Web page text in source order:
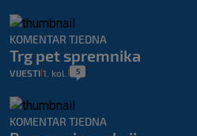
KOMENTAR TJEDNA
Trg pet spremnika
VIJESTI 1. kol. 5
KOMENTAR TJEDNA